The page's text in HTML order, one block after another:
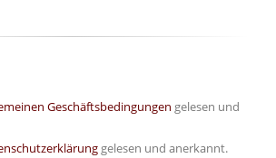
Geschäftsbedingungen gelesen und
gelesen und anerkannt.